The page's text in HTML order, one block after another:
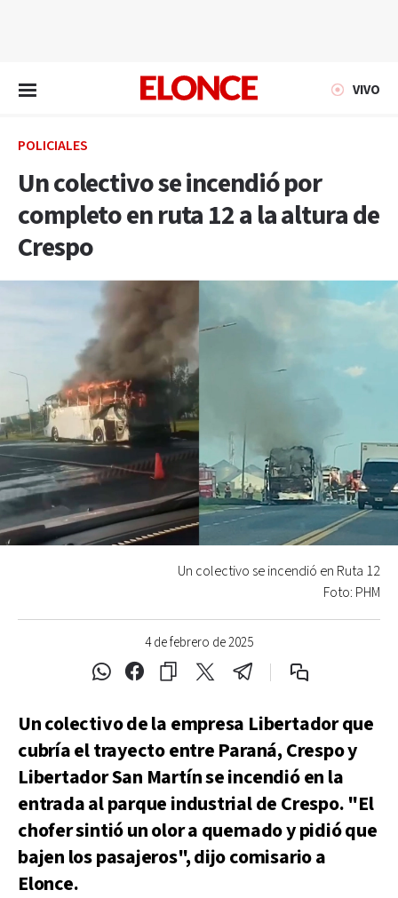
VIVO
POLICIALES
Un colectivo se incendió por
completo en ruta 12 a la altura de
Crespo
4 de febrero de 2025
Un colectivo se incendió en Ruta 12
Foto: PHM
Un colectivo de la empresa Libertador que
cubría el trayecto entre Paraná, Crespo y
Libertador San Martín se incendió en la
entrada al parque industrial de Crespo. "El
chofer sintió un olor a quemado y pidió que
bajen los pasajeros", dijo comisario a
Elonce.